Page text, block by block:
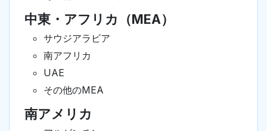
中東・アフリカ（MEA）
サウジアラビア
南アフリカ
UAE
その他のMEA
南アメリカ